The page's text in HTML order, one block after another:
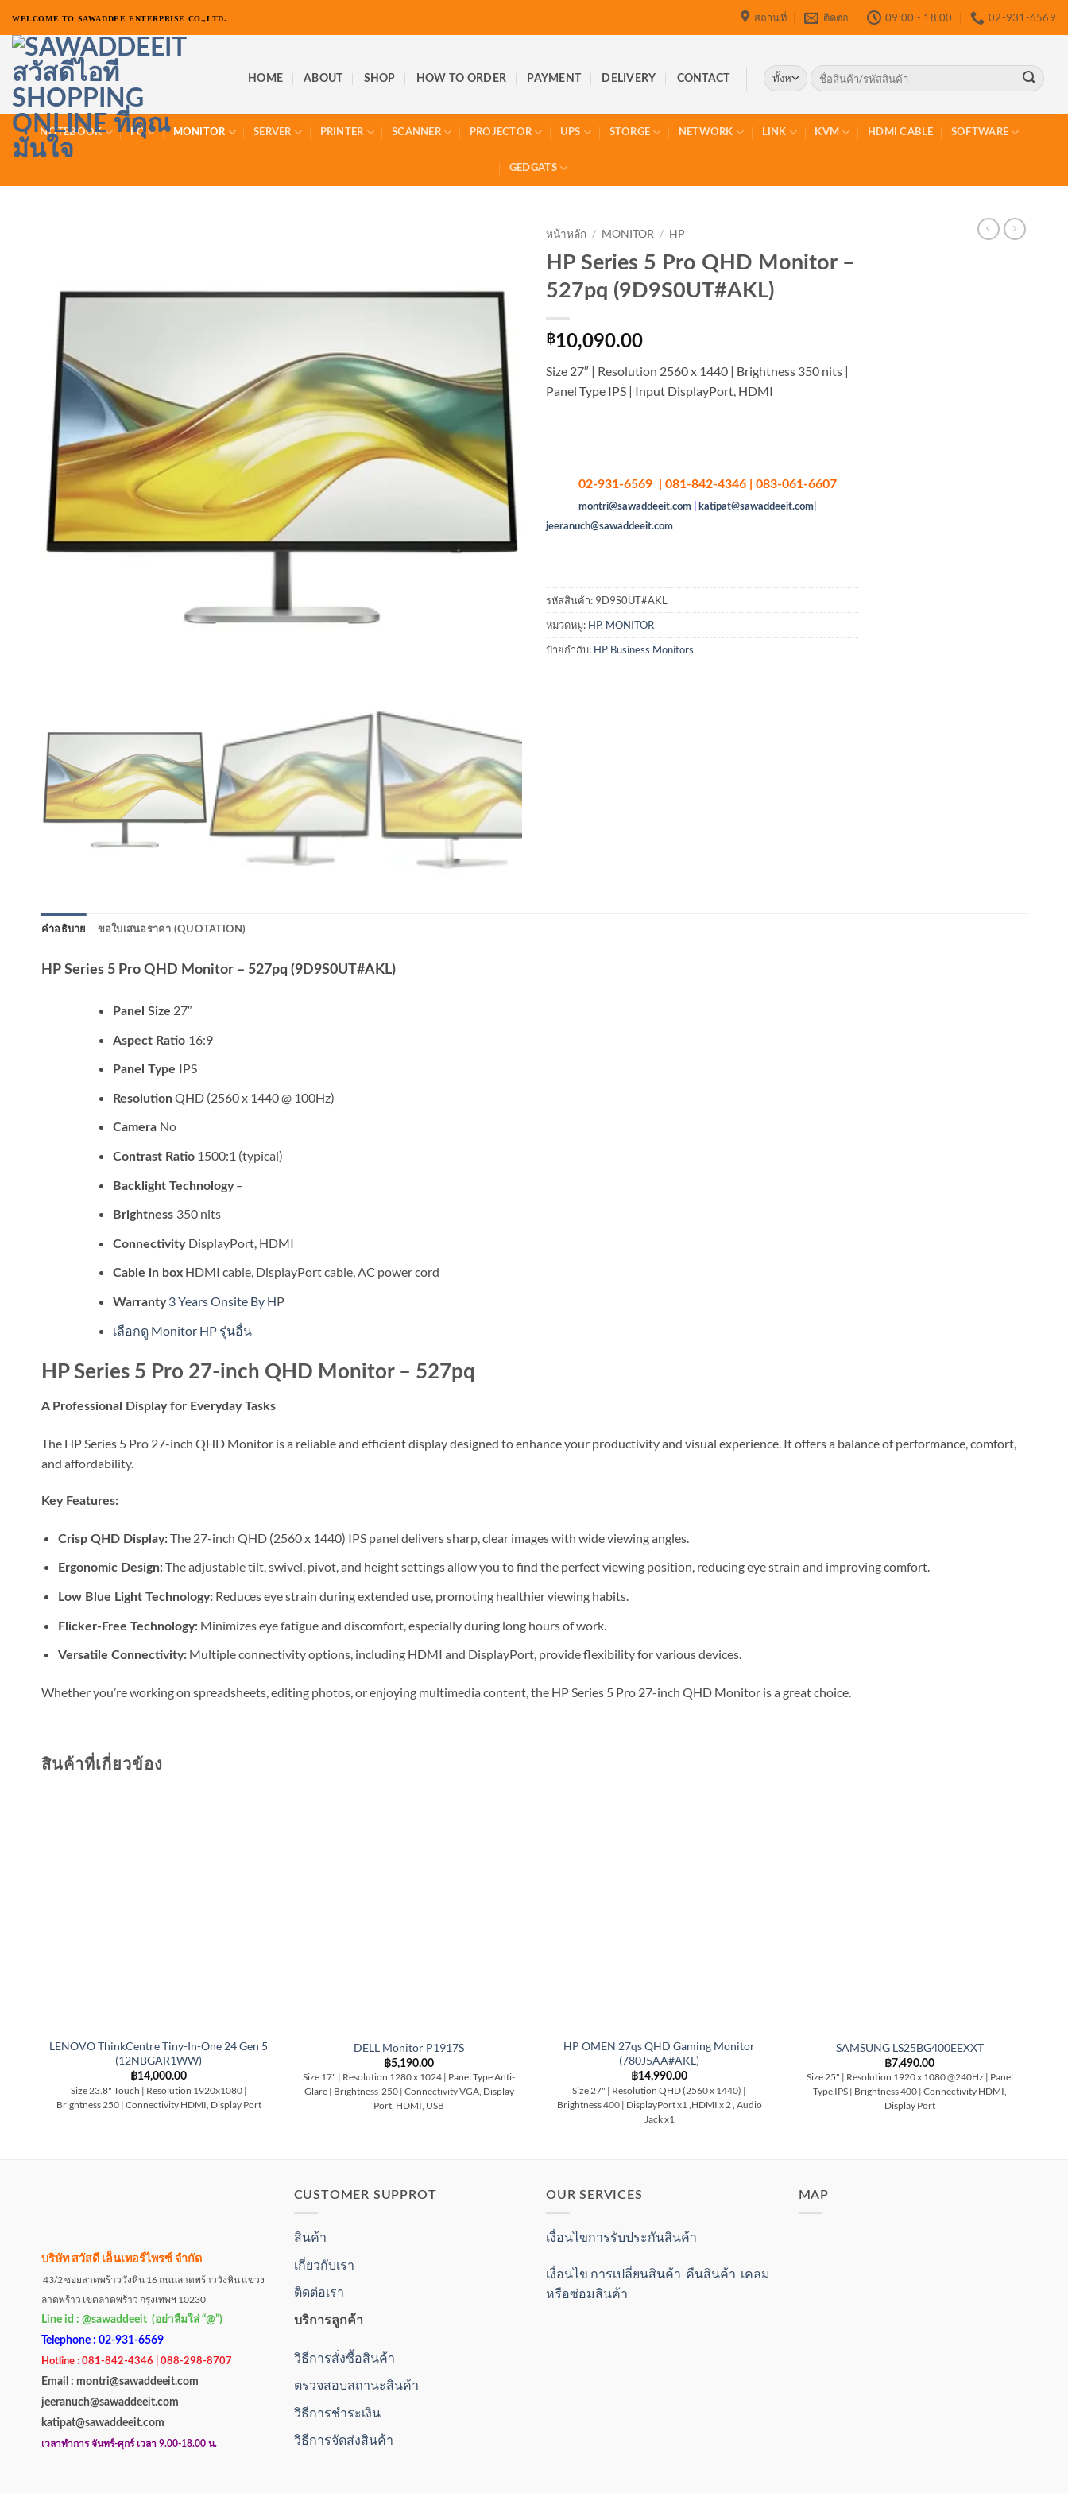
ยัง
เนื้อหา
WELCOME TO SAWADDEE ENTERPRISE CO.,LTD. สถานที่ ติดต่อ 09:00 - 18:00 02-931-6569
HOME ABOUT SHOP HOW TO ORDER PAYMENT DELIVERY CONTACT
ค้นหา:
NOTEBOOK PC MONITOR SERVER PRINTER SCANNER PROJECTOR UPS STORGE NETWORK LINK KVM HDMI CABLE SOFTWARE
GEDGATS
หน้าหลัก / MONITOR / HP
HP Series 5 Pro QHD Monitor –
527pq (9D9S0UT#AKL)
฿10,090.00
Size 27″ | Resolution 2560 x 1440 | Brightness 350 nits |
Panel Type IPS | Input DisplayPort, HDMI
02-931-6569 | 081-842-4346 | 083-061-6607
montri@sawaddeeit.com katipat@sawaddeeit.com|
jeeranuch@sawaddeeit.com
รหัสสินค้า: 9D9S0UT#AKL
หมวดหมู่: HP, MONITOR
ป้ายกำกับ: HP Business Monitors
คำอธิบาย ขอใบเสนอราคา (QUOTATION)
HP Series 5 Pro QHD Monitor – 527pq (9D9S0UT#AKL)
Panel Size 27″
Aspect Ratio 16:9
Panel Type IPS
Resolution QHD (2560 x 1440 @ 100Hz)
Camera No
Contrast Ratio1500:1 (typical)
Backlight Technology–
Brightness 350 nits
Connectivity DisplayPort, HDMI
Cable in boxHDMI cable, DisplayPort cable, AC power cord
Warranty 3 Years Onsite By HP
เลือกดู Monitor HP รุ่นอื่น
HP Series 5 Pro 27-inch QHD Monitor – 527pq
A Professional Display for Everyday Tasks
The HP Series 5 Pro 27-inch QHD Monitor is a reliable and efficient display designed to enhance your productivity and visual experience. It offers a balance of performance, comfort,
and affordability.
Key Features:
Crisp QHD Display:The 27-inch QHD (2560 x 1440) IPS panel delivers sharp, clear images with wide viewing angles.
Ergonomic Design:The adjustable tilt, swivel, pivot, and height settings allow you to find the perfect viewing position, reducing eye strain and improving comfort.
Low Blue Light Technology:Reduces eye strain during extended use, promoting healthier viewing habits.
Flicker-Free Technology:Minimizes eye fatigue and discomfort, especially during long hours of work.
Versatile Connectivity:Multiple connectivity options, including HDMI and DisplayPort, provide flexibility for various devices.
Whether you’re working on spreadsheets, editing photos, or enjoying multimedia content, the HP Series 5 Pro 27-inch QHD Monitor is a great choice.
สินค้าที่เกี่ยวข้อง
LENOVO ThinkCentre Tiny-In-One 24 Gen 5
(12NBGAR1WW)
฿14,000.00
Size 23.8" Touch | Resolution 1920x1080 |
Brightness 250 | Connectivity HDMI, Display Port
DELL Monitor P1917S
฿5,190.00
Size 17" | Resolution 1280 x 1024 | Panel Type Anti-
Glare | Brightness 250 | Connectivity VGA, Display
Port, HDMI, USB
HP OMEN 27qs QHD Gaming Monitor
(780J5AA#AKL)
฿14,990.00
Size 27" | Resolution QHD (2560 x 1440) |
Brightness 400 | DisplayPort x1 ,HDMI x 2 , Audio
Jack x1
SAMSUNG LS25BG400EEXXT
฿7,490.00
Size 25" | Resolution 1920 x 1080 @240Hz | Panel
Type IPS | Brightness 400 | Connectivity HDMI,
Display Port
บริษัท สวัสดี เอ็นเทอร์ไพรซ์ จำกัด
43/2 ซอยลาดพร้าววังหิน 16 ถนนลาดพร้าววังหิน แขวง
ลาดพร้าว เขตลาดพร้าว กรุงเทพฯ 10230
Line id : @sawaddeeit (อย่าลืมใส่ “@”)
Telephone : 02-931-6569
Hotline : 081-842-4346 | 088-298-8707
Email : montri@sawaddeeit.com
jeeranuch@sawaddeeit.com
katipat@sawaddeeit.com
เวลาทำการ จันทร์-ศุกร์ เวลา 9.00-18.00 น.
CUSTOMER SUPPROT
สินค้า
เกี่ยวกับเรา
ติดต่อเรา
บริการลูกค้า
วิธีการสั่งซื้อสินค้า
ตรวจสอบสถานะสินค้า
วิธีการชำระเงิน
วิธีการจัดส่งสินค้า
OUR SERVICES
เงื่อนไขการรับประกันสินค้า
เงื่อนไข การเปลี่ยนสินค้า คืนสินค้า เคลม
หรือซ่อมสินค้า
MAP